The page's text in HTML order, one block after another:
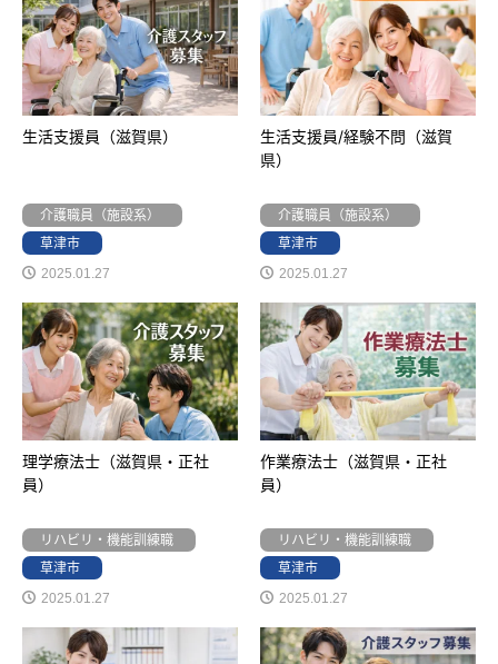
生活支援員（滋賀県）
介護職員（施設系）
草津市
2025.01.27
生活支援員/経験不問（滋賀
県）
介護職員（施設系）
草津市
2025.01.27
理学療法士（滋賀県・正社
員）
リハビリ・機能訓練職
草津市
2025.01.27
作業療法士（滋賀県・正社
員）
リハビリ・機能訓練職
草津市
2025.01.27